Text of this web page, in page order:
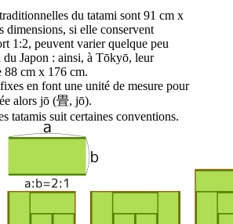
du tatami sont 91 cm x
dimensions, si elle conservent
1:2, peuvent varier quelque peu
du Japon : ainsi, à Tōkyō, leur
88 cm x 176 cm.
en font une unité de mesure pour
alors jō (畳, jō).
tatamis suit certaines conventions.